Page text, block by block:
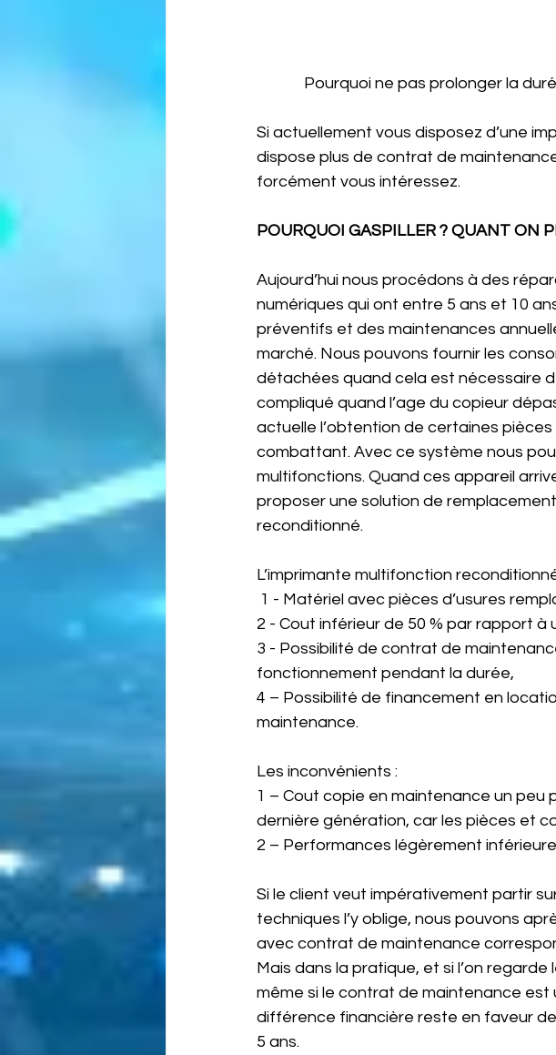
Pourquoi ne pas
Si actuellement vous disposez d’une
dispose plus de contrat de
forcément vous intéressez.
POURQUOI GASPILLER ? QUANT ON
Aujourd’hui nous procédons à des
numériques qui ont entre 5 ans et 10
préventifs et des maintenances
marché. Nous pouvons fournir les
détachées quand cela est nécessaire
compliqué quand l’age du copieur
actuelle l’obtention de certaines
combattant. Avec ce système nous
multifonctions. Quand ces appareil
proposer une solution de
reconditionné.
L’imprimante multifonction
1 - Matériel avec pièces d’usures
2 - Cout inférieur de 50 % par rapport à
3 - Possibilité de contrat de
fonctionnement pendant la durée,
4 – Possibilité de financement en
maintenance.
Les inconvénients :
1 – Cout copie en maintenance un peu
dernière génération, car les pièces et
2 – Performances légèrement
Si le client veut impérativement partir
techniques l’y oblige, nous pouvons
avec contrat de maintenance
Mais dans la pratique, et si l’on
même si le contrat de maintenance est
différence financière reste en faveur
5 ans.